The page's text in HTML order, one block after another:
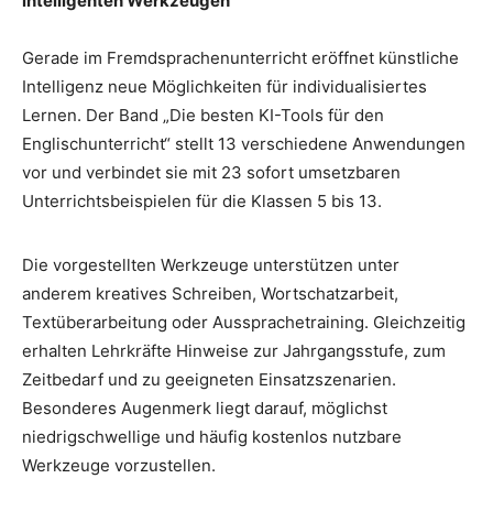
Gerade im Fremdsprachenunterricht eröffnet künstliche
Intelligenz neue Möglichkeiten für individualisiertes
Lernen. Der Band „Die besten KI-Tools für den
Englischunterricht“ stellt 13 verschiedene Anwendungen
vor und verbindet sie mit 23 sofort umsetzbaren
Unterrichtsbeispielen für die Klassen 5 bis 13.
Die vorgestellten Werkzeuge unterstützen unter
anderem kreatives Schreiben, Wortschatzarbeit,
Textüberarbeitung oder Aussprachetraining. Gleichzeitig
erhalten Lehrkräfte Hinweise zur Jahrgangsstufe, zum
Zeitbedarf und zu geeigneten Einsatzszenarien.
Besonderes Augenmerk liegt darauf, möglichst
niedrigschwellige und häufig kostenlos nutzbare
Werkzeuge vorzustellen.